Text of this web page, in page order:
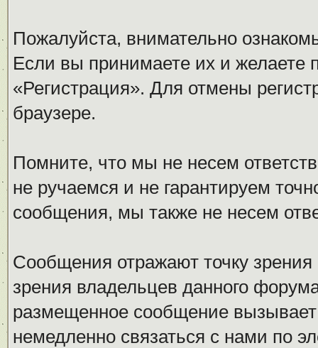
Пожалуйста, внимательно
Если вы принимаете их и желаете
«Регистрация». Для отмены
браузере.
Помните, что мы не несем
не ручаемся и не гарантируем
сообщения, мы также не несем
Сообщения отражают точку
зрения владельцев данного
размещенное сообщение
немедленно связаться с нами по